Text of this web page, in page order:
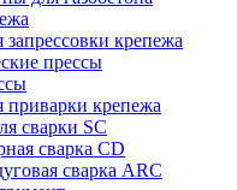
крепежа
прессы
приварки крепежа
сварки SC
сварка CD
сварка ARC